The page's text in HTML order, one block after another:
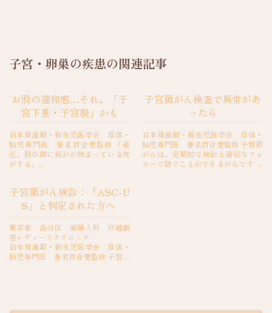
子宮・卵巣の疾患の関連記事
お股の違和感…それ、「子
宮下垂・子宮脱」かも
日本周産期・新生児医学会 母体・
胎児専門医 春名百合愛監修 「最
近、股の間に何かが挟まっている気
がする」
そんな違和感を覚えたことはありま
せんか？そ...
子宮頸がん検査で異常があ
ったら
日本周産期・新生児医学会 母体・
胎児専門医 春名百合愛監修 子宮頸
がんは、定期的な検診と適切なフォ
ローで防ぐことができるがんです 子
子宮頸がん検診：「ASC-U
S」と判定された方へ
東京都 品川区 産婦人科 戸越銀
座レディースクリニック
日本周産期・新生児医学会 母体・
胎児専門医 春名百合愛監修 子宮頸